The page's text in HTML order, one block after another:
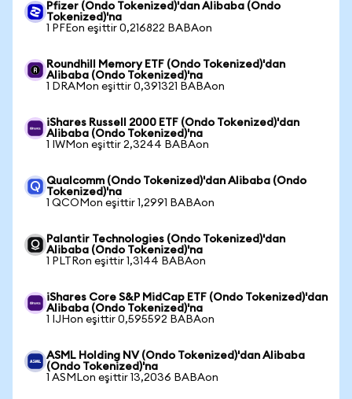
Pfizer (Ondo Tokenized)'dan Alibaba (Ondo
Tokenized)'na
1 PFEon eşittir 0,216822 BABAon
Roundhill Memory ETF (Ondo Tokenized)'dan
Alibaba (Ondo Tokenized)'na
1 DRAMon eşittir 0,391321 BABAon
iShares Russell 2000 ETF (Ondo Tokenized)'dan
Alibaba (Ondo Tokenized)'na
1 IWMon eşittir 2,3244 BABAon
Qualcomm (Ondo Tokenized)'dan Alibaba (Ondo
Tokenized)'na
1 QCOMon eşittir 1,2991 BABAon
Palantir Technologies (Ondo Tokenized)'dan
Alibaba (Ondo Tokenized)'na
1 PLTRon eşittir 1,3144 BABAon
iShares Core S&P MidCap ETF (Ondo Tokenized)'dan
Alibaba (Ondo Tokenized)'na
1 IJHon eşittir 0,595592 BABAon
ASML Holding NV (Ondo Tokenized)'dan Alibaba
(Ondo Tokenized)'na
1 ASMLon eşittir 13,2036 BABAon